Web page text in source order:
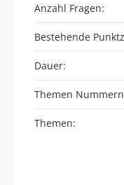
Anzahl Fragen:
Bestehende
Dauer:
Themen
Themen: